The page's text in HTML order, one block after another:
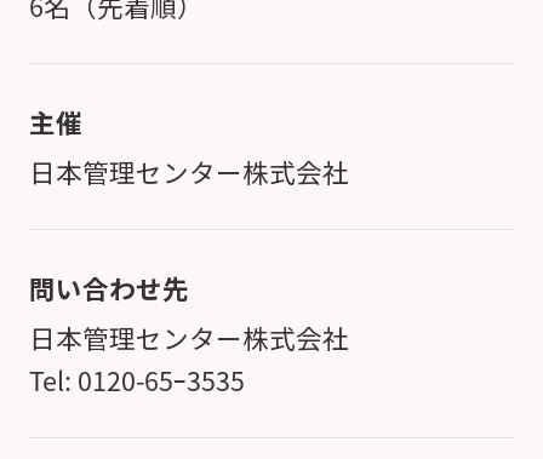
主催
日本管理センター株式会社
問い合わせ先
日本管理センター株式会社
Tel: 0120-65ｰ3535